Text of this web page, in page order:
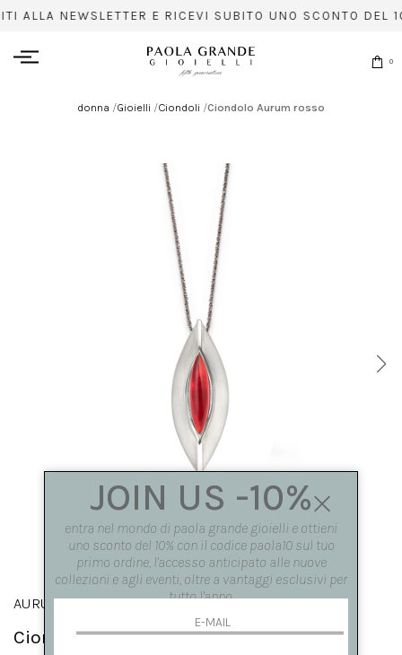
ALLA NEWSLETTER E RICEVI SUBITO UNO SCONTO
0
donna /Gioielli /Ciondoli /Ciondolo Aurum rosso
AURUM
Ciondolo Aurum rosso
JOIN US -10%
entra nel mondo di paola grande gioielli e ottieni
uno sconto del 10% con il codice paola10 sul tuo
primo ordine, l'accesso anticipato alle nuove
collezioni e agli eventi, oltre a vantaggi esclusivi per
tutto l'anno.